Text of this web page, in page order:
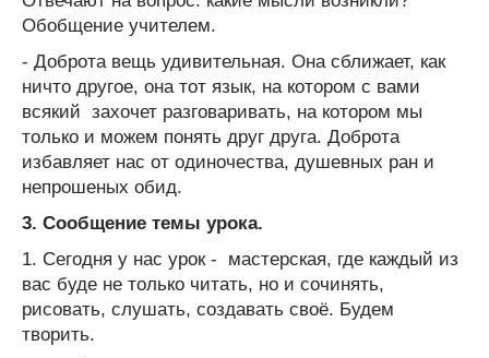
Обобщение учителем.
- Доброта вещь удивительная. Она сближает, как
ничто другое, она тот язык, на котором с вами
всякий захочет разговаривать, на котором мы
только и можем понять друг друга. Доброта
избавляет нас от одиночества, душевных ран и
непрошеных обид.
3. Сообщение темы урока.
1. Сегодня у нас урок - мастерская, где каждый из
вас буде не только читать, но и сочинять,
рисовать, слушать, создавать своё. Будем
творить.